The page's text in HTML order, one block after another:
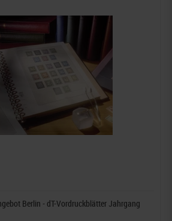
Berlin - dT-Vordruckblätter Jahrgang